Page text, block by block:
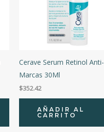
Cerave Serum Retinol Anti-
Marcas 30Ml
$352.42
AÑADIR AL
CARRITO